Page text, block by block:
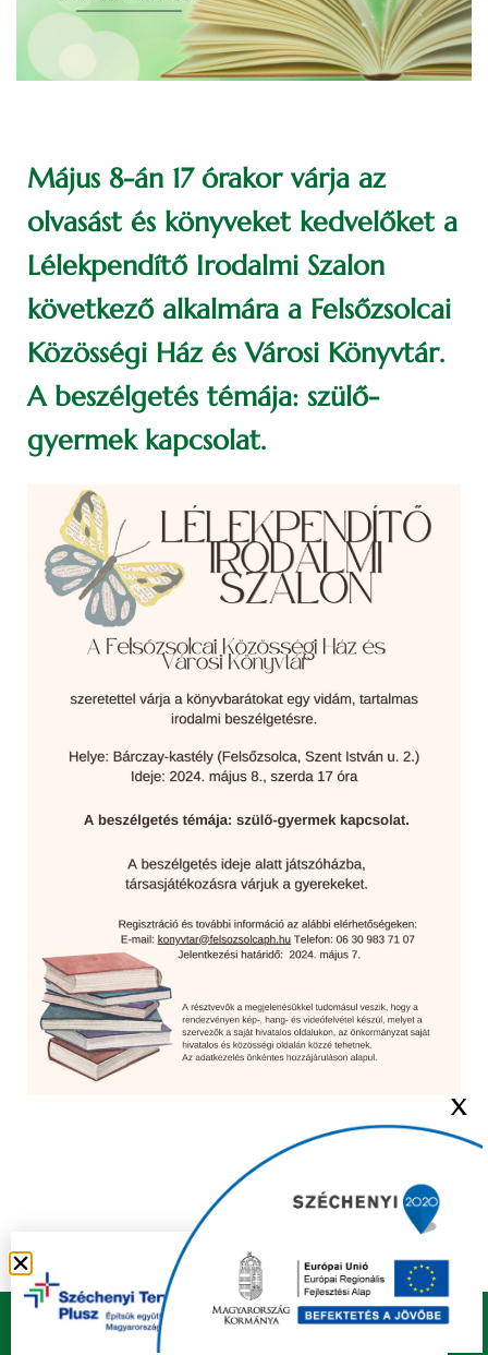
Május 8-án 17 órakor várja az
olvasást és könyveket kedvelőket a
Lélekpendítő Irodalmi Szalon
következő alkalmára a Felsőzsolcai
Közösségi Ház és Városi Könyvtár.
A beszélgetés témája: szülő-
gyermek kapcsolat.
Copyright © 2021 FELSŐZSOLCA ÖNKORMÁNYZAT |
Készítette
X